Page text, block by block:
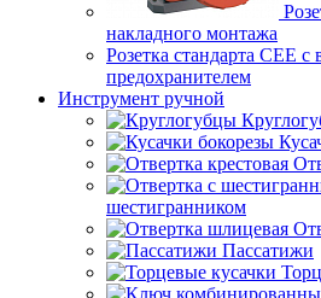
накладного монтажа
Розетка стандарта СЕЕ с
предохранителем
Инструмент ручной
шестигранником
Пассатижи